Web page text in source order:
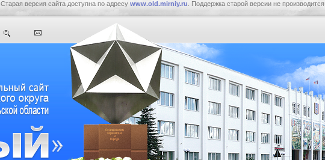
Старая версия сайта доступна по адресу www.old.mirniy.ru . Поддержка старой версии не производится.